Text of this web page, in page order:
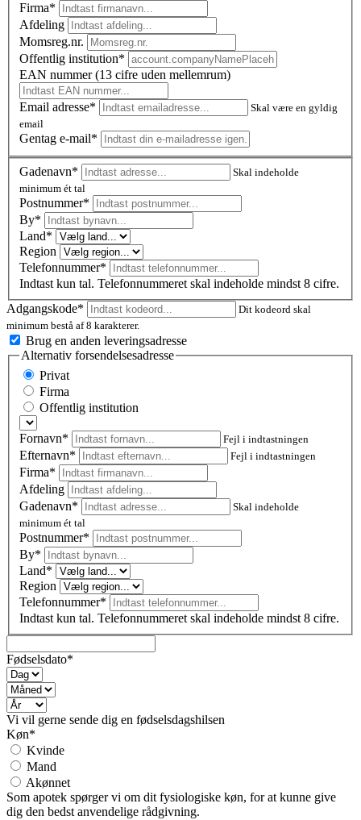
Firma*
Afdeling
Momsreg.nr.
Offentlig institution*
EAN nummer (13 cifre uden mellemrum)
Email adresse*
Skal være en gyldig
email
Gentag e-mail*
Gadenavn*
Skal indeholde
minimum ét tal
Postnummer*
By*
Land*
Region
Telefonnummer*
Indtast kun tal. Telefonnummeret skal indeholde mindst 8 cifre.
Adgangskode*
Dit kodeord skal
minimum bestå af 8 karakterer.
Brug en anden leveringsadresse
Alternativ forsendelsesadresse
Privat
Firma
Offentlig institution
Fornavn* Fejl i indtastningen
Efternavn* Fejl i indtastningen
Firma*
Afdeling
Gadenavn*
Skal indeholde
minimum ét tal
Postnummer*
By*
Land*
Region
Telefonnummer*
Indtast kun tal. Telefonnummeret skal indeholde mindst 8 cifre.
Fødselsdato*
Vi vil gerne sende dig en fødselsdagshilsen
Køn*
Kvinde
Mand
Akønnet
Som apotek spørger vi om dit fysiologiske køn, for at kunne give
dig den bedst anvendelige rådgivning.